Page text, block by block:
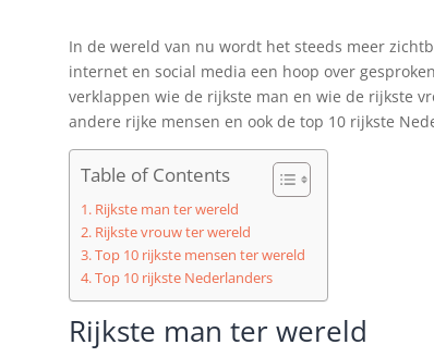
In de wereld van nu wordt het steeds meer
internet en social media een hoop over
verklappen wie de rijkste man en wie de rijkste
andere rijke mensen en ook de top 10 rijkste
Table of Contents
Rijkste man ter wereld
Rijkste vrouw ter wereld
Top 10 rijkste mensen ter wereld
Top 10 rijkste Nederlanders
Rijkste man ter wereld